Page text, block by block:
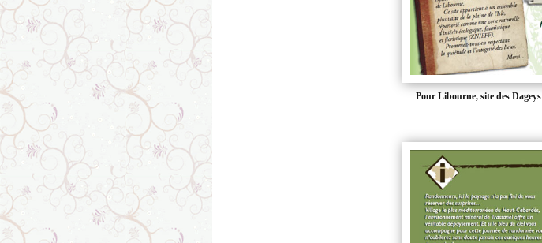
Pour Libourne, site des Dageys